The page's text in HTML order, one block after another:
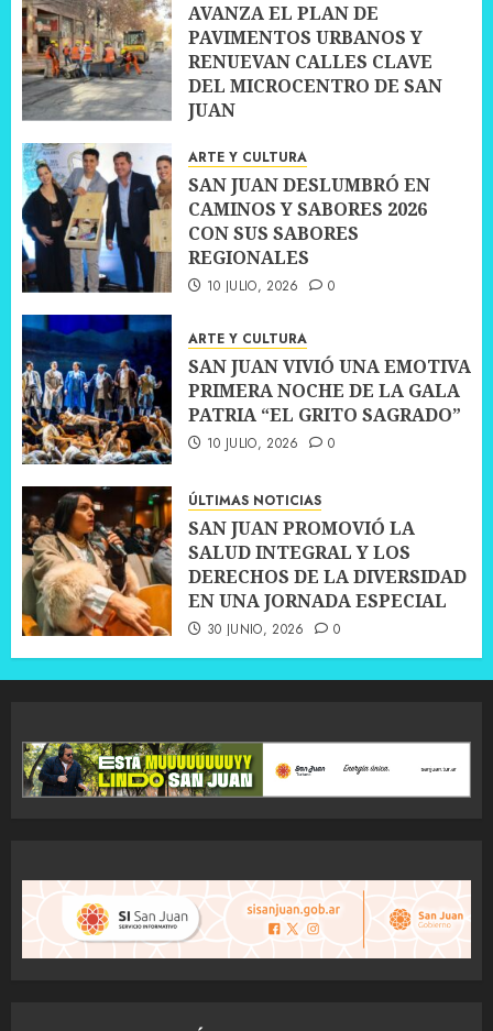
AVANZA EL PLAN DE
PAVIMENTOS URBANOS Y
RENUEVAN CALLES CLAVE
DEL MICROCENTRO DE SAN
JUAN
ARTE Y CULTURA
SAN JUAN DESLUMBRÓ EN
CAMINOS Y SABORES 2026
CON SUS SABORES
REGIONALES
10 JULIO, 2026 0
ARTE Y CULTURA
SAN JUAN VIVIÓ UNA EMOTIVA
PRIMERA NOCHE DE LA GALA
PATRIA “EL GRITO SAGRADO”
10 JULIO, 2026 0
ÚLTIMAS NOTICIAS
SAN JUAN PROMOVIÓ LA
SALUD INTEGRAL Y LOS
DERECHOS DE LA DIVERSIDAD
EN UNA JORNADA ESPECIAL
30 JUNIO, 2026 0